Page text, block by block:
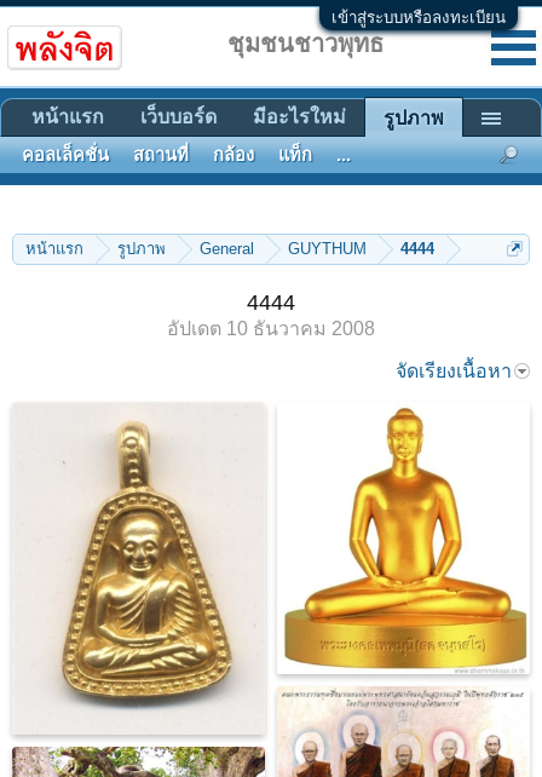
เข้าสู่ระบบหรือลงทะเบียน
หน้าแรก รูปภาพ General GUYTHUM 4444
4444
อัปเดต 10 ธันวาคม 2008
จัดเรียงเนื้อหา
ชุมชนชาวพุทธ
หน้าแรก เว็บบอร์ด มีอะไรใหม่ รูปภาพ
คอลเล็คชั่น สถานที่ กล้อง แท็ก ...